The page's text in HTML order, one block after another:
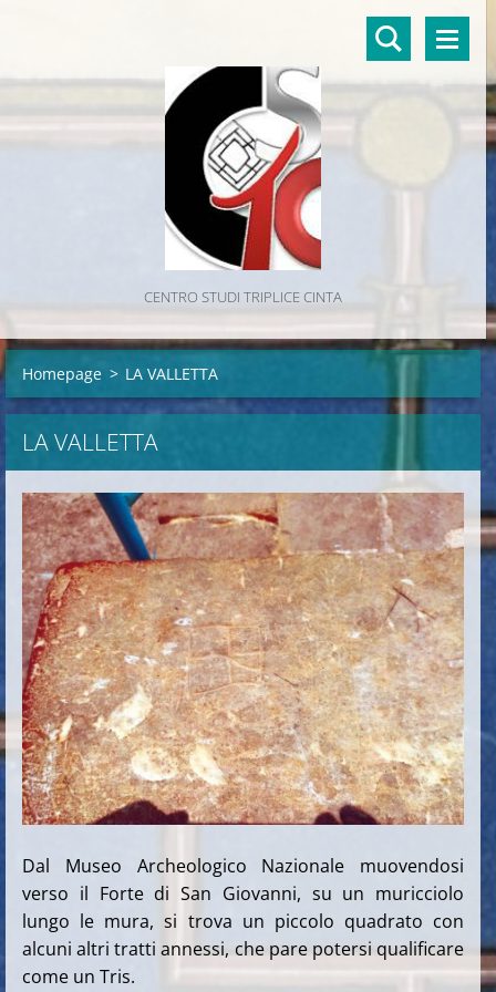
CENTRO STUDI TRIPLICE CINTA
Homepage > LA VALLETTA
LA VALLETTA
Dal Museo Archeologico Nazionale muovendosi
verso il Forte di San Giovanni, su un muricciolo
lungo le mura, si trova un piccolo quadrato con
alcuni altri tratti annessi, che pare potersi qualificare
come un Tris.